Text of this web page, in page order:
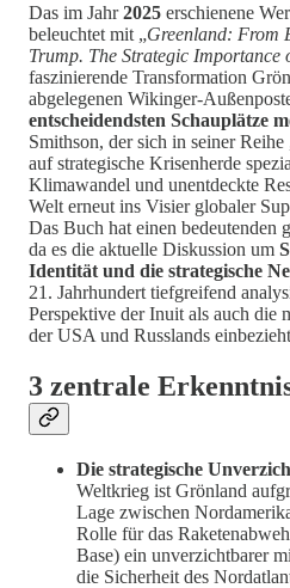
Das im Jahr2025 erschienene
beleuchtet mit „Greenland: From
Trump. The Strategic Importance
faszinierende Transformation
abgelegenen Wikinger-
entscheidendsten Schauplätze
Smithson, der sich in seiner
auf strategische Krisenherde
Klimawandel und unentdeckte
Welt erneut ins Visier globaler
Das Buch hat einen bedeutenden
da es die aktuelle Diskussion um
Identität und die strategische
21. Jahrhundert tiefgreifend
Perspektive der Inuit als auch die
der USA und Russlands
3 zentrale
Die strategische
Weltkrieg ist Grönland
Lage zwischen
Rolle für das
Base) ein unverzichtbarer
die Sicherheit des